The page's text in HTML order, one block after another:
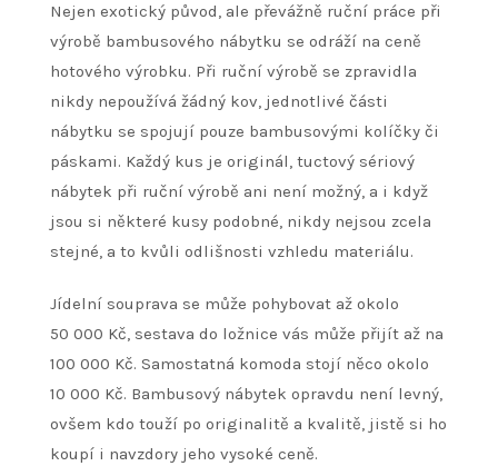
Nejen exotický původ, ale převážně ruční práce při
výrobě bambusového nábytku se odráží na ceně
hotového výrobku. Při ruční výrobě se zpravidla
nikdy nepoužívá žádný kov, jednotlivé části
nábytku se spojují pouze bambusovými kolíčky či
páskami. Každý kus je originál, tuctový sériový
nábytek při ruční výrobě ani není možný, a i když
jsou si některé kusy podobné, nikdy nejsou zcela
stejné, a to kvůli odlišnosti vzhledu materiálu.
Jídelní souprava se může pohybovat až okolo
50 000 Kč, sestava do ložnice vás může přijít až na
100 000 Kč. Samostatná komoda stojí něco okolo
10 000 Kč. Bambusový nábytek opravdu není levný,
ovšem kdo touží po originalitě a kvalitě, jistě si ho
koupí i navzdory jeho vysoké ceně.